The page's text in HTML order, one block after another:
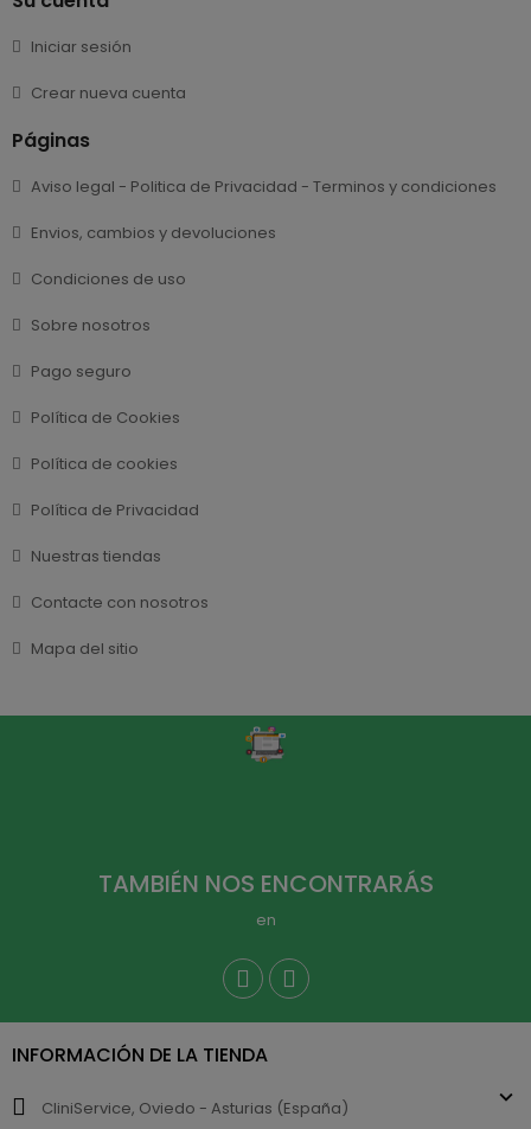
Iniciar sesión
Crear nueva cuenta
Páginas
Aviso legal - Politica de Privacidad - Terminos y condiciones
Envios, cambios y devoluciones
Condiciones de uso
Sobre nosotros
Pago seguro
Política de Cookies
Política de cookies
Política de Privacidad
Nuestras tiendas
Contacte con nosotros
Mapa del sitio
TAMBIÉN NOS ENCONTRARÁS
en
INFORMACIÓN DE LA TIENDA
CliniService, Oviedo - Asturias (España)